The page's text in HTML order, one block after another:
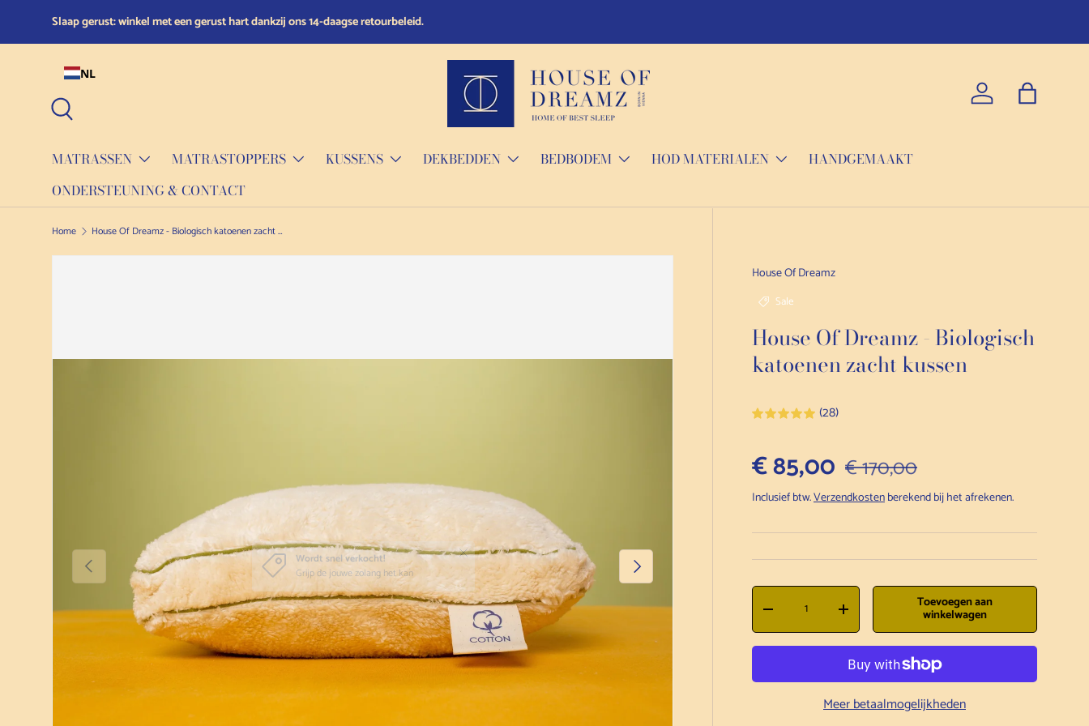
Doorgaan naar de inhoud
Slaap gerust: winkel met een gerust hart dankzij ons 14-daagse retourbeleid.
NL
InloggenTas
MATRASSEN MATRASTOPPERS KUSSENS DEKBEDDEN BEDBODEM HOD MATERIALEN
HANDGEMAAKT
ONDERSTEUNING & CONTACT
Home House Of Dreamz - Biologisch katoenen zacht kussen
Vorige Volgende
House Of Dreamz
Sale
House Of Dreamz - Biologisch
katoenen zacht kussen
(28)
Verkoopprijs
€ 85,00 Normale prijs
€ 170,00
Inclusief btw.Verzendkostenberekend bij het afrekenen.
Aantal
Hoeveelheid verlagenHoeveelheid verhogen
Toevoegen aan
winkelwagen
Meer betaalmogelijkheden